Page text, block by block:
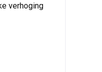
verhoging